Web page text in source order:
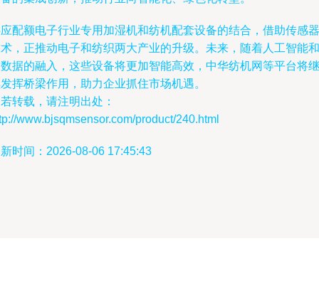
配额电子行业专用加湿机和纺机配套设备的结合，借助传感器
，正推动电子和纺织两大产业的升级。未来，随着人工智能和
据的融入，这些设备将更加智能高效，中华纺机网等平台将继
挥桥梁作用，助力企业抓住市场机遇。
转载，请注明出处：
www.bjsqmsensor.com/product/240.html
时间：2026-08-06 17:45:43